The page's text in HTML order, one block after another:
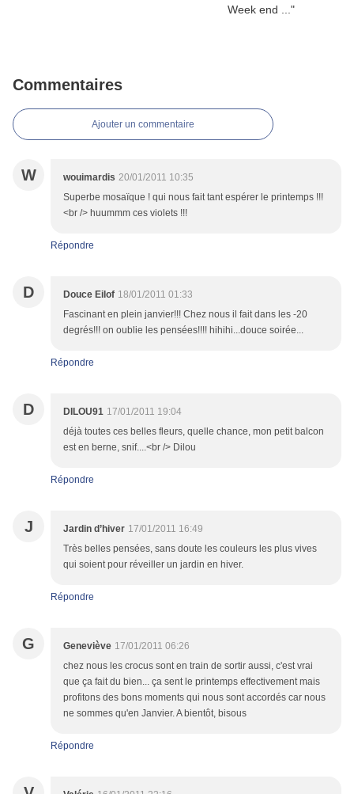
Commentaires
Ajouter un commentaire
W wouimardis 20/01/2011 10:35
Superbe mosaïque ! qui nous fait tant espérer le printemps !!!
<br /> huummm ces violets !!!
Répondre
D Douce Eilof 18/01/2011 01:33
Fascinant en plein janvier!!! Chez nous il fait dans les -20
degrés!!! on oublie les pensées!!!! hihihi...douce soirée...
Répondre
D DILOU91 17/01/2011 19:04
déjà toutes ces belles fleurs, quelle chance, mon petit balcon
est en berne, snif....<br /> Dilou
Répondre
J Jardin d’hiver 17/01/2011 16:49
Très belles pensées, sans doute les couleurs les plus vives
qui soient pour réveiller un jardin en hiver.
Répondre
G Geneviève 17/01/2011 06:26
chez nous les crocus sont en train de sortir aussi, c'est vrai
que ça fait du bien... ça sent le printemps effectivement mais
profitons des bons moments qui nous sont accordés car nous
ne sommes qu'en Janvier. A bientôt, bisous
Répondre